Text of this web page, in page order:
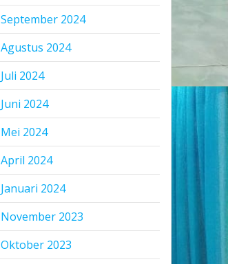
September 2024
Agustus 2024
Juli 2024
Juni 2024
Mei 2024
April 2024
Januari 2024
November 2023
Oktober 2023